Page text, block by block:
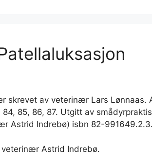
skrevet av veterinær Lars Lønnaas.
85, 86, 87. Utgitt av
Astrid Indrebø) isbn 82-991649.2.3.
Astrid Indrebø.